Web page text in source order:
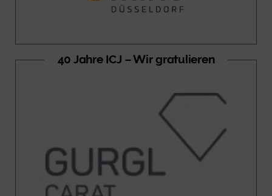
40 Jahre ICJ – Wir gratulieren